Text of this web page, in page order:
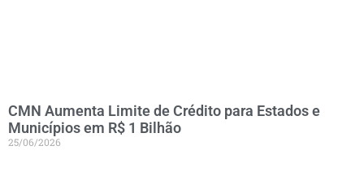
CMN Aumenta Limite de Crédito para Estados e
Municípios em R$ 1 Bilhão
25/06/2026